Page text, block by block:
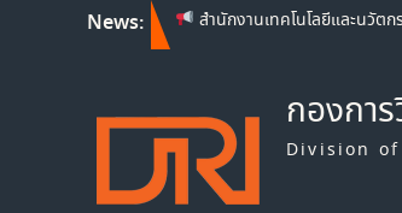
News:
สำนักงานเทคโนโลยีและนวัต
Franco-Thai Young Talent
Fellowship Program 2027
สำนักงานเทคโนโลยีและนวัต
ชีววิทยาศาสตร์ (องค์การมหาชน)
โครงการวิจัย ประจำปีงบประมาณ
กองกา
Division